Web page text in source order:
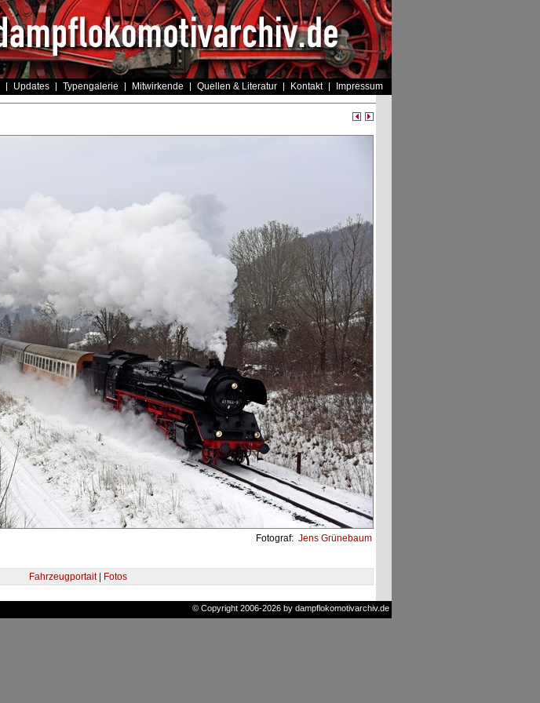
Updates Typengalerie Mitwirkende Quellen & Literatur Kontakt Impressum
Fotograf: Jens Grünebaum
Fahrzeugportait | Fotos
© Copyright 2006-2026 by dampflokomotivarchiv.de